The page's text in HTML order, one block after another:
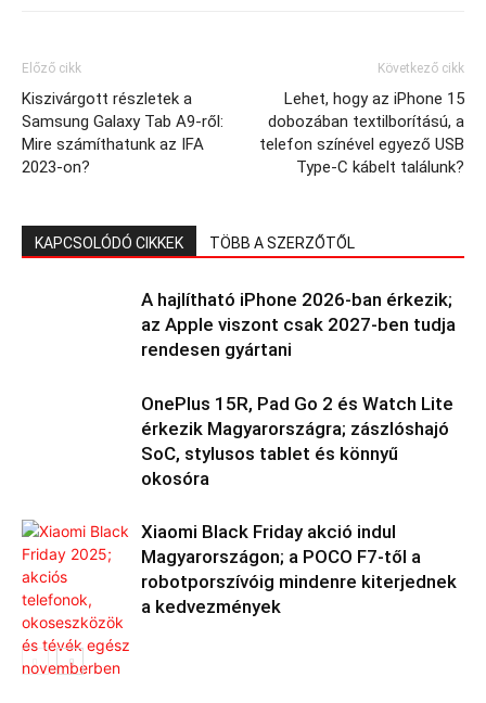
Előző cikk
Kiszivárgott részletek a
Samsung Galaxy Tab A9-ről:
Mire számíthatunk az IFA
2023-on?
Következő cikk
Lehet, hogy az iPhone 15
dobozában textilborítású, a
telefon színével egyező USB
Type-C kábelt találunk?
KAPCSOLÓDÓ CIKKEK TÖBB A SZERZŐTŐL
A hajlítható iPhone 2026-ban érkezik;
az Apple viszont csak 2027-ben tudja
rendesen gyártani
OnePlus 15R, Pad Go 2 és Watch Lite
érkezik Magyarországra; zászlóshajó
SoC, stylusos tablet és könnyű
okosóra
Xiaomi Black Friday akció indul
Magyarországon; a POCO F7-től a
robotporszívóig mindenre kiterjednek
a kedvezmények